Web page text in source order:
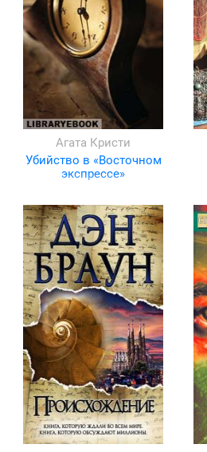
Агата Кристи
Убийство в «Восточном
экспрессе»